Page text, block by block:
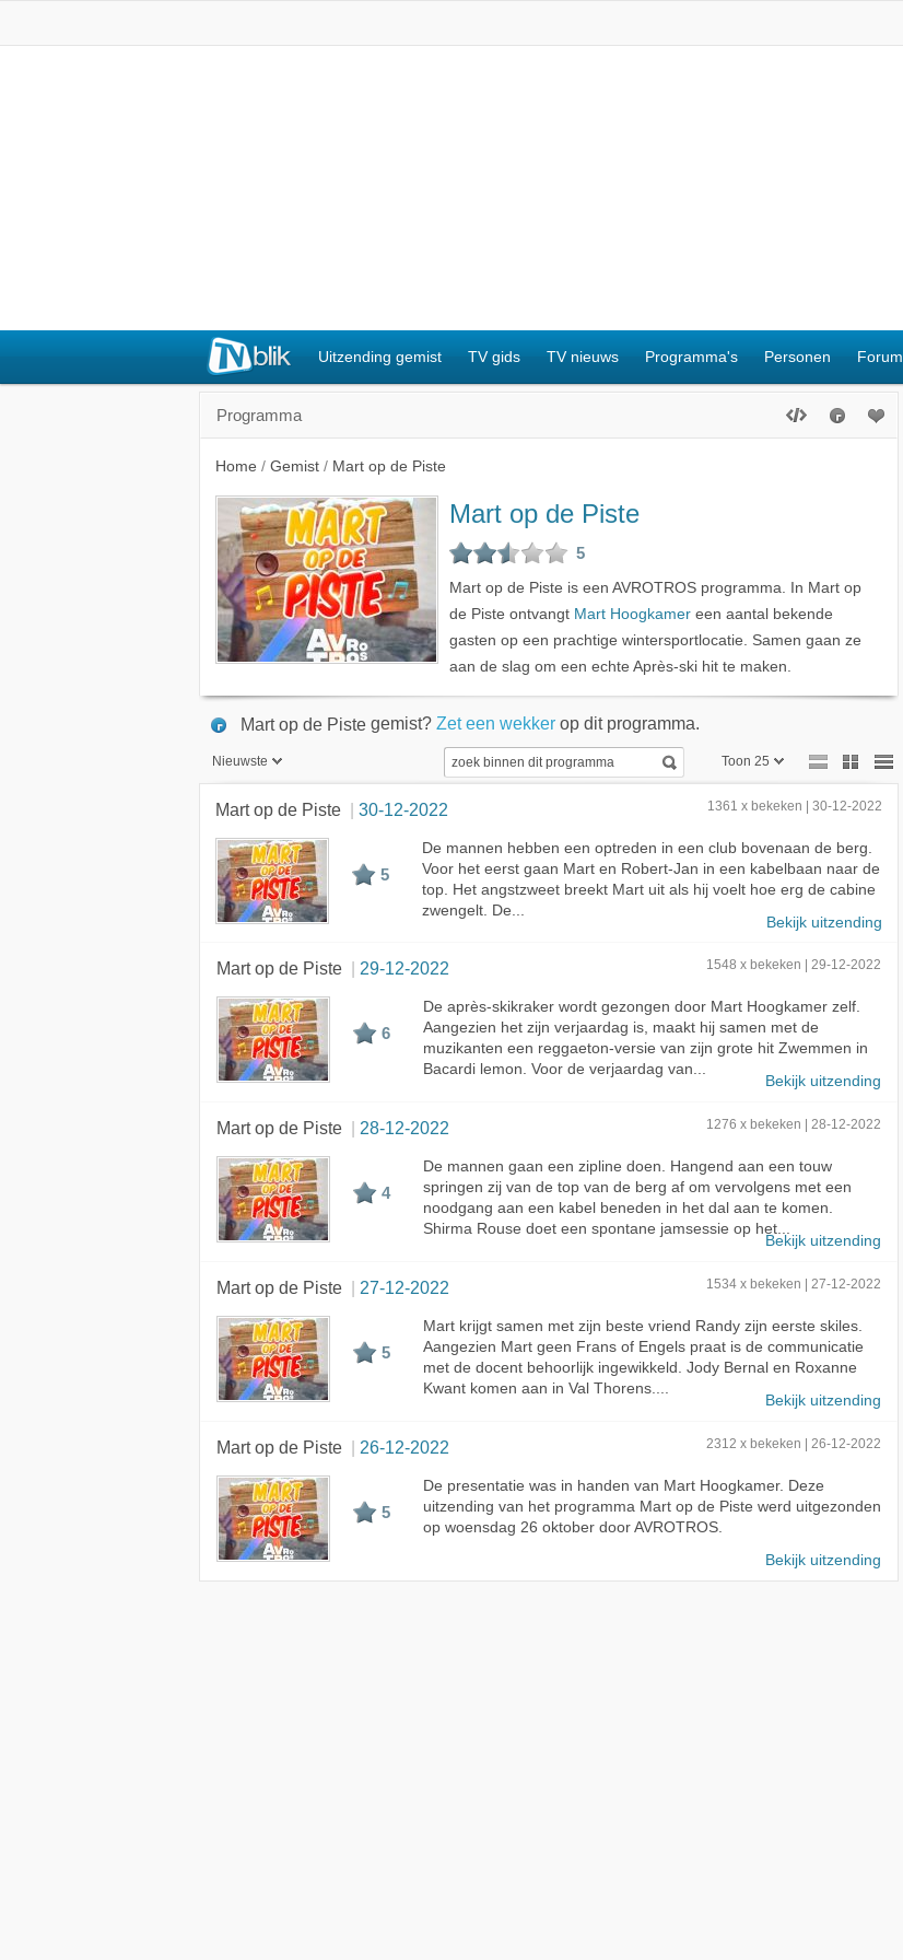
Uitzending gemist TV gids TV nieuws Programma's Personen Forum
Programma
Home / Gemist / Mart op de Piste
Mart op de Piste
5
Mart op de Piste is een AVROTROS programma. In Mart op
de Piste ontvangt Mart Hoogkamer een aantal bekende
gasten op een prachtige wintersportlocatie. Samen gaan ze
aan de slag om een echte Après-ski hit te maken.
Mart op de Piste gemist? Zet een wekker op dit programma.
Nieuwste
Meest bekeken
A - Z
Toon 25
Toon 75
Mart op de Piste 30-12-2022 1361 x bekeken | 30-12-2022
5
De mannen hebben een optreden in een club bovenaan de berg.
Voor het eerst gaan Mart en Robert-Jan in een kabelbaan naar de
top. Het angstzweet breekt Mart uit als hij voelt hoe erg de cabine
zwengelt. De...
Bekijk uitzending
Mart op de Piste 29-12-2022 1548 x bekeken | 29-12-2022
6
De après-skikraker wordt gezongen door Mart Hoogkamer zelf.
Aangezien het zijn verjaardag is, maakt hij samen met de
muzikanten een reggaeton-versie van zijn grote hit Zwemmen in
Bacardi lemon. Voor de verjaardag van...
Bekijk uitzending
Mart op de Piste 28-12-2022 1276 x bekeken | 28-12-2022
4
De mannen gaan een zipline doen. Hangend aan een touw
springen zij van de top van de berg af om vervolgens met een
noodgang aan een kabel beneden in het dal aan te komen.
Shirma Rouse doet een spontane jamsessie op het...
Bekijk uitzending
Mart op de Piste 27-12-2022 1534 x bekeken | 27-12-2022
5
Mart krijgt samen met zijn beste vriend Randy zijn eerste skiles.
Aangezien Mart geen Frans of Engels praat is de communicatie
met de docent behoorlijk ingewikkeld. Jody Bernal en Roxanne
Kwant komen aan in Val Thorens....
Bekijk uitzending
Mart op de Piste 26-12-2022 2312 x bekeken | 26-12-2022
5
De presentatie was in handen van Mart Hoogkamer. Deze
uitzending van het programma Mart op de Piste werd uitgezonden
op woensdag 26 oktober door AVROTROS.
Bekijk uitzending